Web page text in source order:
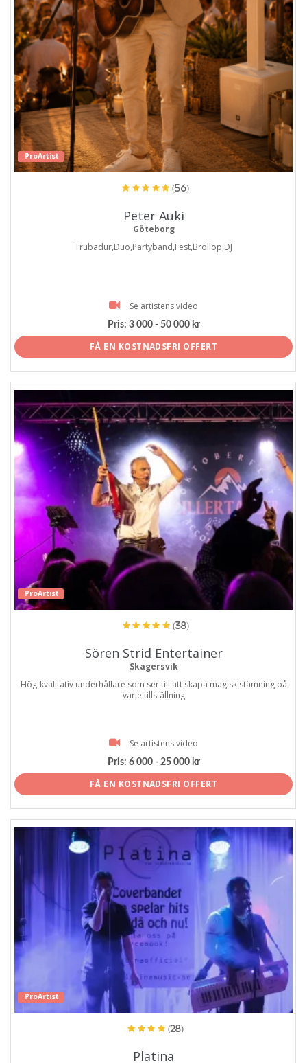
ProArtist
(56)
Peter Auki
Göteborg
Trubadur,Duo,Partyband,Fest,Bröllop,DJ
Se artistens video
Pris: 3 000 - 50 000 kr
FÅ EN KOSTNADSFRI OFFERT
ProArtist
(38)
Sören Strid Entertainer
Skagersvik
Hög-kvalitativ underhållare som ser till att skapa magisk stämning på
varje tillställning
Se artistens video
Pris: 6 000 - 25 000 kr
FÅ EN KOSTNADSFRI OFFERT
ProArtist
(28)
Platina